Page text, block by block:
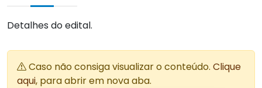
Detalhes do edital.
Caso não consiga visualizar o conteúdo. Clique
aqui, para abrir em nova aba.